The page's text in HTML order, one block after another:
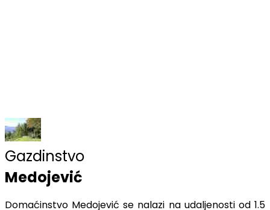
Gazdinstvo
Medojević
Domaćinstvo Medojević se nalazi na udaljenosti od 1.5